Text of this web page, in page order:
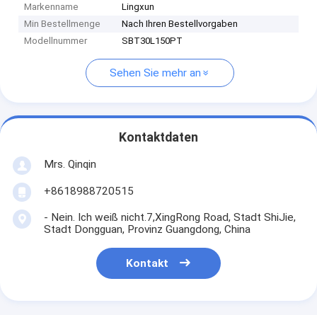
Markenname
Lingxun
Min Bestellmenge
Nach Ihren Bestellvorgaben
Modellnummer
SBT30L150PT
Sehen Sie mehr an
Kontaktdaten
Mrs. Qinqin
+8618988720515
- Nein. Ich weiß nicht.7,XingRong Road, Stadt ShiJie,
Stadt Dongguan, Provinz Guangdong, China
Kontakt